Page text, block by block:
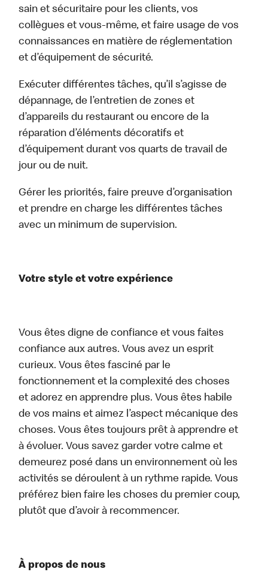
sain et sécuritaire pour les clients, vos
collègues et vous-même, et faire usage de vos
connaissances en matière de réglementation
et d’équipement de sécurité.
Exécuter différentes tâches, qu’il s’agisse de
dépannage, de l’entretien de zones et
d’appareils du restaurant ou encore de la
réparation d’éléments décoratifs et
d’équipement durant vos quarts de travail de
jour ou de nuit.
Gérer les priorités, faire preuve d’organisation
et prendre en charge les différentes tâches
avec un minimum de supervision.
Votre style et votre expérience
Vous êtes digne de confiance et vous faites
confiance aux autres. Vous avez un esprit
curieux. Vous êtes fasciné par le
fonctionnement et la complexité des choses
et adorez en apprendre plus. Vous êtes habile
de vos mains et aimez l’aspect mécanique des
choses. Vous êtes toujours prêt à apprendre et
à évoluer. Vous savez garder votre calme et
demeurez posé dans un environnement où les
activités se déroulent à un rythme rapide. Vous
préférez bien faire les choses du premier coup,
plutôt que d’avoir à recommencer.
À propos de nous